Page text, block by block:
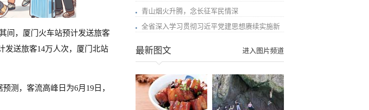
间，厦门火车站预计发送旅客
发送旅客14万人次，厦门北站
测，客流高峰日为6月19日，
青山烟火升腾，念长征军民情深
全省深入学习贯彻习近平党建思想赓续实施新
进入图片频道
最新图文